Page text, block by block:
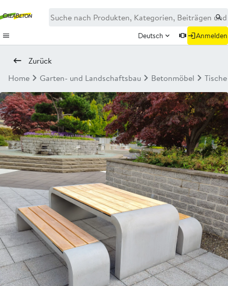
Deutsch Anmelden
Zurück
Home
Garten- und Landschaftsbau Betonmöbel
Neu